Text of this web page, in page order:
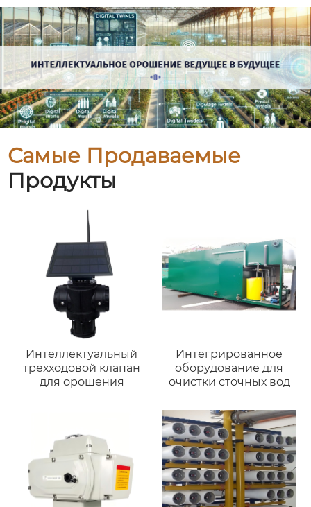
Самые Продаваемые
Продукты
Интеллектуальный
трехходовой клапан
для орошения
Интегрированное
оборудование для
очистки сточных вод